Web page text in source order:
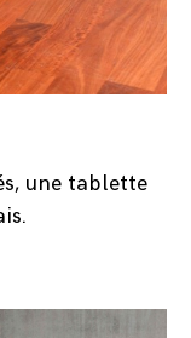
une tablette